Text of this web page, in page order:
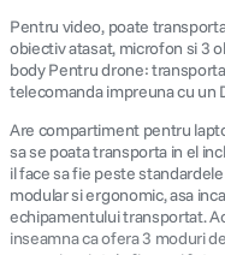
Pentru video, poate
obiectiv atasat, microfon si 3
body Pentru drone:
telecomanda impreuna cu un
Are compartiment pentru
sa se poata transporta in el
il face sa fie peste
modular si ergonomic, asa
echipamentului transportat.
inseamna ca ofera 3 moduri